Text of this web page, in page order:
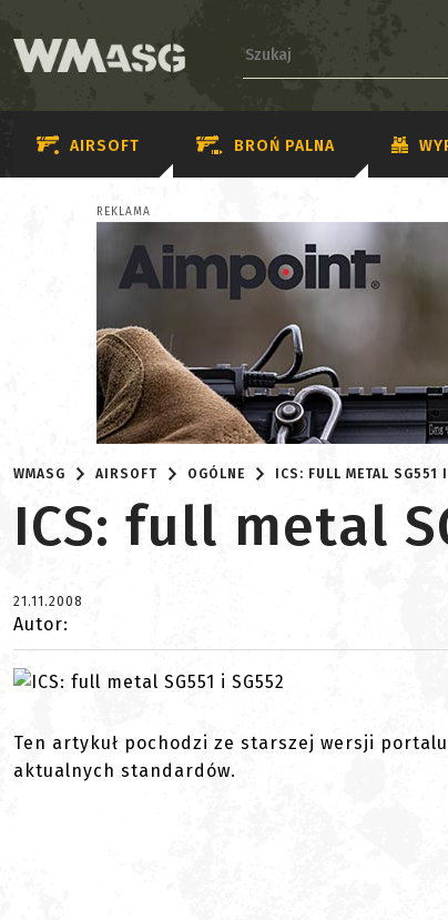
AIRSOFT BROŃ PALNA
REKLAMA
WMASG AIRSOFT OGÓLNE ICS: FULL METAL SG551
ICS: full metal
21.11.2008
Autor:
Ten artykuł pochodzi ze starszej wersji
aktualnych standardów.